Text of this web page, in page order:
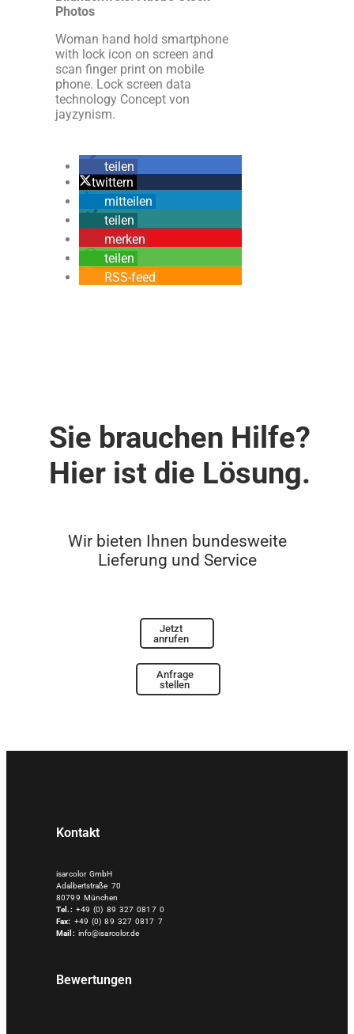
Photos
Woman hand hold smartphone
with lock icon on screen and
scan finger print on mobile
phone. Lock screen data
technology Concept von
jayzynism.
teilen
twittern
mitteilen
teilen
merken
teilen
RSS-feed
Sie brauchen Hilfe?
Hier ist die Lösung.
Wir bieten Ihnen bundesweite
Lieferung und Service
Jetzt
anrufen
Anfrage
stellen
Kontakt
isarcolor GmbH
Adalbertstraße 70
80799 München
Tel.: +49 (0) 89 327 0817 0
Fax: +49 (0) 89 327 0817 7
Mail: info@isarcolor.de
Bewertungen